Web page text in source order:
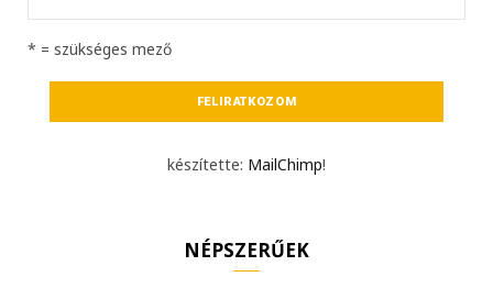
* = szükséges mező
készítette: MailChimp!
NÉPSZERŰEK